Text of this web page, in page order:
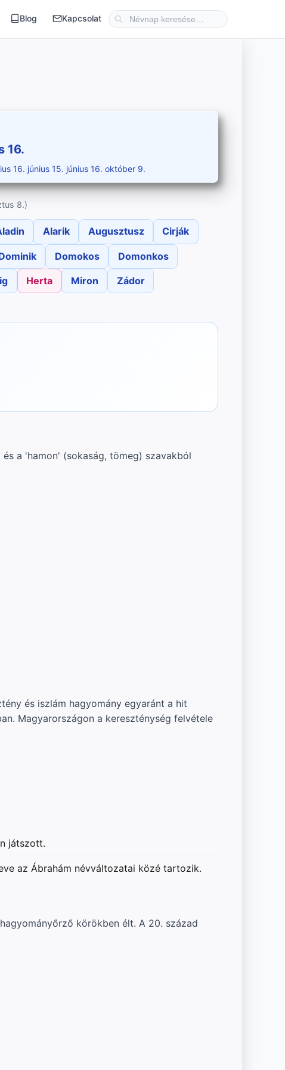
Blog Kapcsolat
16.
16.·június 15.·június 16.·október 9.
8.)
Alarik Augusztusz Cirják
Domokos Domonkos
Herta Miron Zádor
a 'hamon' (sokaság, tömeg) szavakból
és iszlám hagyomány egyaránt a hit
Magyarországon a kereszténység felvétele
játszott.
az Ábrahám névváltozatai közé tartozik.
körökben élt. A 20. század